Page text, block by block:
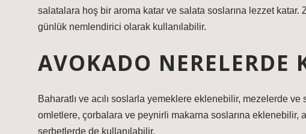
salatalara hoş bir aroma katar ve salata soslarına lezzet katar.
günlük nemlendirici olarak kullanılabilir.
AVOKADO NERELERDE
Baharatlı ve acılı soslarla yemeklere eklenebilir, mezelerde ve
omletlere, çorbalara ve peynirli makarna soslarına eklenebilir,
şerbetlerde de kullanılabilir.